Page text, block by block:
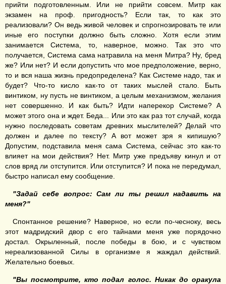
прийти подготовленным. Или не прийти совсем. Митр как
экзамен на проф. пригодность? Если так, то как это
реализовали? Он ведь живой человек и спрогнозировать те или
иные его поступки должно быть сложно. Хотя если этим
занимается Система, то, наверное, можно. Так это что
получается, Система сама натравила на меня Митра? Ну, бред
же? Или нет? И если допустить что мое предположение, верно,
то и вся наша жизнь предопределена? Как Системе надо, так и
будет? Что-то кисло как-то от таких мыслей стало. Быть
винтиком, ну пусть не винтиком, а целым механизмом, желания
нет совершенно. И как быть? Идти наперекор Системе? А
может этого она и ждет. Беда... Или это как раз тот случай, когда
нужно последовать советам древних мыслителей? Делай что
должен и далее по тексту? А вот может зря я кипишую?
Допустим, подставила меня сама Система, сейчас это как-то
влияет на мои действия? Нет. Митр уже предъяву кинул и от
слов вряд ли отступится. Или отступится? И пока не передумал,
быстро написал ему сообщение.
"Задай себе вопрос: Сам ли ты решил надавить на
меня?"
Спонтанное решение? Наверное, но если по-чесноку, весь
этот мадридский двор с его тайнами меня уже порядочно
достал. Окрыленный, после победы в бою, и с чувством
нереализованной Силы в организме я жаждал действий.
Желательно боевых.
"Вы посмотрите, кто подал голос. Никак до оракула